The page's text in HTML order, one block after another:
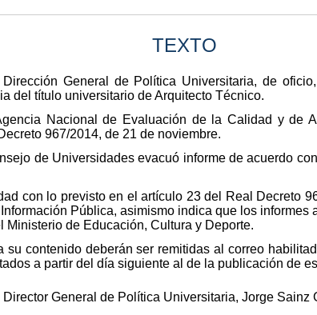
TEXTO
General de Política Universitaria, de
del título universitario de Arquitecto Técnico.
Nacional de Evaluación de la Calidad y de
967/2014, de 21 de noviembre.
de Universidades evacuó informe de acuerdo
con lo previsto en el artículo 23 del Real Decreto
Pública, asimismo indica que los
Ministerio de Educación, Cultura y Deporte.
su contenido deberán ser remitidas al correo
a partir del día siguiente al de la publicación de
General de Política Universitaria, Jorge Sainz